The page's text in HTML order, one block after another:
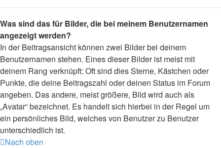
Was sind das für Bilder, die bei meinem Benutzernamen
angezeigt werden?
In der Beitragsansicht können zwei Bilder bei deinem
Benutzernamen stehen. Eines dieser Bilder ist meist mit
deinem Rang verknüpft: Oft sind dies Sterne, Kästchen oder
Punkte, die deine Beitragszahl oder deinen Status im Forum
angeben. Das andere, meist größere, Bild wird auch als
„Avatar“ bezeichnet. Es handelt sich hierbei in der Regel um
ein persönliches Bild, welches von Benutzer zu Benutzer
unterschiedlich ist.
Nach oben